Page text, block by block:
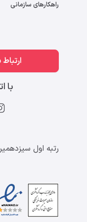
راهکارهای سازمانی
ارتباط با
با
رتبه اول